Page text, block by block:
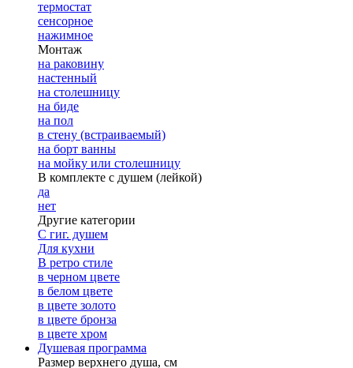
термостат
сенсорное
нажимное
Монтаж
на раковину
настенный
на столешницу
на биде
на пол
в стену (встраиваемый)
на борт ванны
на мойку или столешницу
В комплекте с душем (лейкой)
да
нет
Другие категории
С гиг. душем
Для кухни
В ретро стиле
в черном цвете
в белом цвете
в цвете золото
в цвете бронза
в цвете хром
Душевая программа
Размер верхнего душа, см